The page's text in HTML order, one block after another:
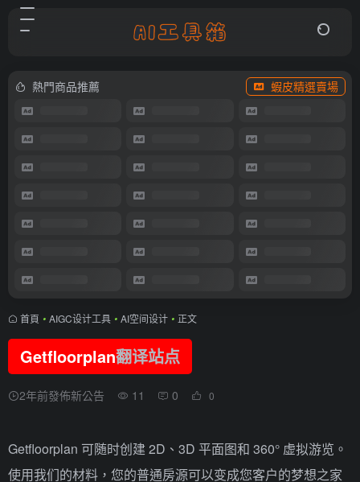
熱門商品推薦 蝦皮精選賣場
首頁 • AIGC设计工具 • AI空间设计 • 正文
Getfloorplan翻译站点
2年前發佈新公告 11 0 0
Getfloorplan 可随时创建 2D、3D 平面图和 360° 虚拟游览。
使用我们的材料，您的普通房源可以变成您客户的梦想之家